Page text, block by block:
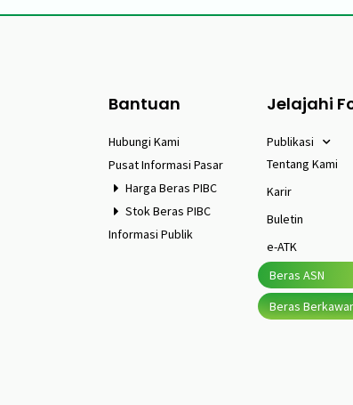
Bantuan
Hubungi Kami
Pusat Informasi Pasar
Harga Beras PIBC
Stok Beras PIBC
Informasi Publik
Jelajahi
Publikasi
Tentang Kami
Karir
Buletin
e-ATK
Beras ASN
Beras